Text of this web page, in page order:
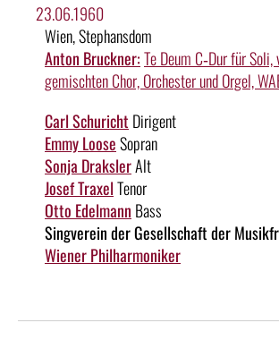
23.06.1960
Wien, Stephansdom
Anton Bruckner:Te Deum C‑Dur für
gemischten Chor, Orchester und Orgel,
Carl Schuricht Dirigent
Emmy LooseSopran
Sonja DrakslerAlt
Josef TraxelTenor
Otto Edelmann Bass
Singverein der Gesellschaft der
Wiener Philharmoniker